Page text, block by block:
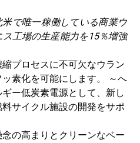
で唯一稼働している商業ウ
工場の生産能力を15％増強
プロセスに不可欠なウラン
素化を可能にします。 ～へ
ー低炭素電源として、新し
サイクル施設の開発をサポ
の高まりとクリーンなベー